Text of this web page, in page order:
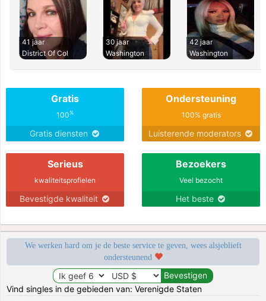
41 jaar
District Of Col
30 jaar
Washington
42 jaar
Washington
Gratis
100%
Gratis diensten
Ondersteuning
100% gratis
Luisterende moderators
Serieus
kwaliteitsprofielen
Bevestigde kwaliteit
Bezoekers
Veel bezocht
Het beste
We werken hard om je de beste service te geven, wees alsjeblieft
ondersteunend
Vind singles in de gebieden van: Verenigde Staten